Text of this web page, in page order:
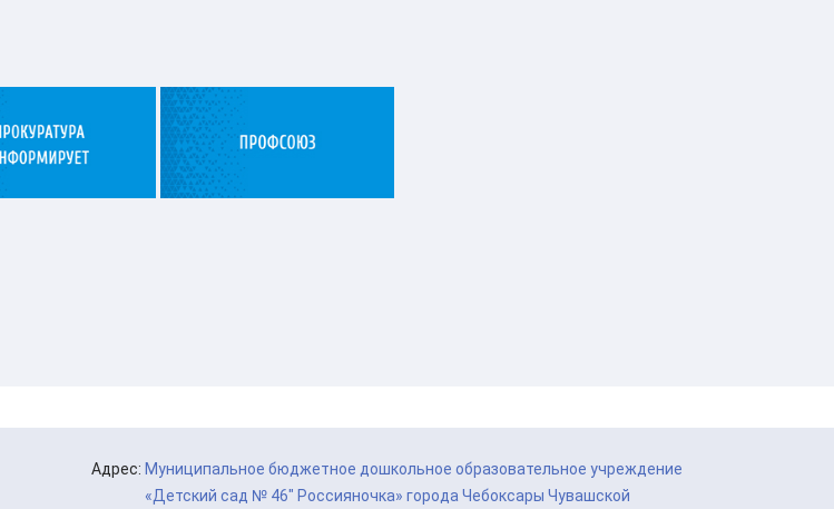
Адрес: Муниципальное бюджетное дошкольное образовательное учреждение
«Детский сад № 46″ Россияночка» города Чебоксары Чувашской